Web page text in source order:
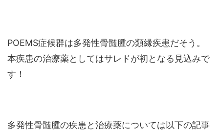
POEMS症候群は多発性骨髄腫の類縁疾患だそう。
本疾患の治療薬としてはサレドが初となる見込みで
す！
多発性骨髄腫の疾患と治療薬については以下の記事